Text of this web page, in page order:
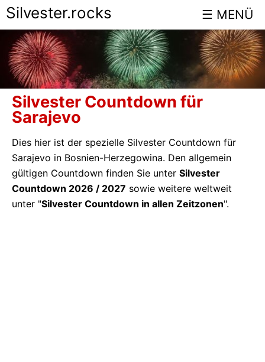
Silvester.rocks
Silvester Countdown für
Sarajevo
Dies hier ist der spezielle Silvester Countdown für
Sarajevo in Bosnien-Herzegowina. Den allgemein
gültigen Countdown finden Sie unter Silvester
Countdown 2026 / 2027 sowie weitere weltweit
unter "Silvester Countdown in allen Zeitzonen".